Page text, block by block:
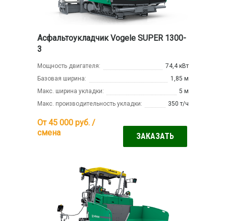
Асфальтоукладчик Vogele SUPER 1300-
3
Мощность двигателя:
74,4 кВт
Базовая ширина:
1,85 м
Макс. ширина укладки:
5 м
Макс. производительность укладки:
350 т/ч
От 45 000 руб. /
смена
ЗАКАЗАТЬ